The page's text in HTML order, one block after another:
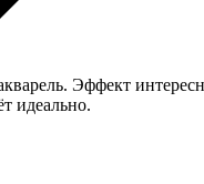
Эффект
идеально.